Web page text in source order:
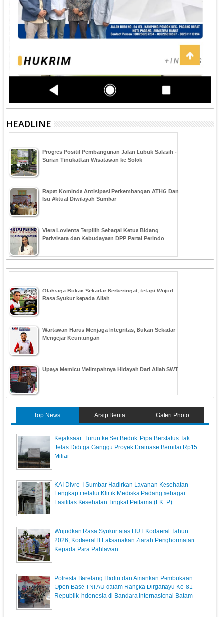
HEADLINE
Progres Positif Pembangunan Jalan Lubuk Salasih -
Surian Tingkatkan Wisatawan ke Solok
Rapat Kominda Antisipasi Perkembangan ATHG Dan
Isu Aktual Diwilayah Sumbar
Viera Lovienta Terpilih Sebagai Ketua Bidang
Pariwisata dan Kebudayaan DPP Partai Perindo
Olahraga Bukan Sekadar Berkeringat, tetapi Wujud
Rasa Syukur kepada Allah
Wartawan Harus Menjaga Integritas, Bukan Sekadar
Mengejar Keuntungan
Upaya Memicu Melimpahnya Hidayah Dari Allah SWT
Top News Arsip Berita Galeri Photo
Kejaksaan Turun ke Sei Beduk, Pipa Berstatus Tak
Jelas Diduga Ganggu Proyek Drainase Bernilai Rp15
Miliar
KAI Divre II Sumbar Hadirkan Layanan Kesehatan
Lengkap melalui Klinik Mediska Padang sebagai
Fasilitas Kesehatan Tingkat Pertama (FKTP)
Wujudkan Rasa Syukur atas HUT Kodaeral Tahun
2026, Kodaeral ll Laksanakan Ziarah Penghormatan
Kepada Para Pahlawan
Polresta Barelang Hadiri dan Amankan Pembukaan
Open Base TNI AU dalam Rangka Dirgahayu Ke-81
Republik Indonesia di Bandara Internasional Batam